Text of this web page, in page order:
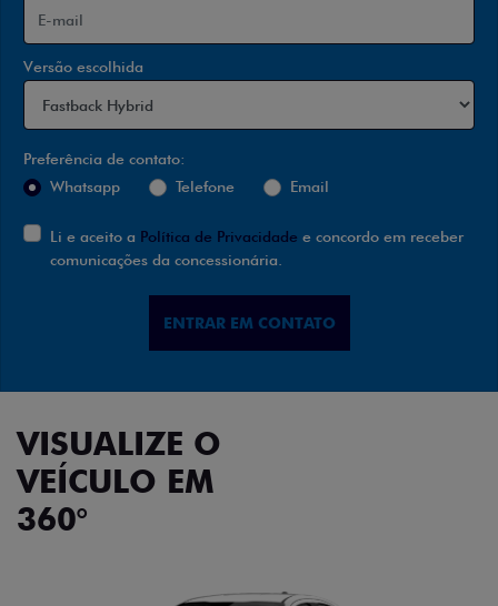
Versão escolhida
Preferência de contato:
Whatsapp
Telefone Email
Li e aceito a Política de Privacidade e concordo em receber
comunicações da concessionária.
ENTRAR EM CONTATO
VISUALIZE O
VEÍCULO EM
360°